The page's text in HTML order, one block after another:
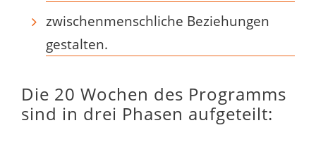
zwischenmenschliche Beziehungen
gestalten.
Die 20 Wochen des Programms
sind in drei Phasen aufgeteilt: